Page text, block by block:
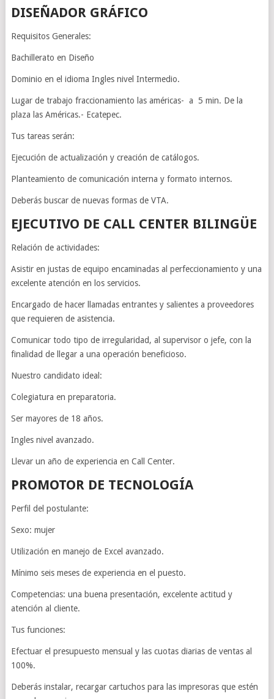
DISEÑADOR GRÁFICO
Requisitos Generales:
Bachillerato en Diseño
Dominio en el idioma Ingles nivel Intermedio.
Lugar de trabajo fraccionamiento las américas- a 5 min. De la
plaza las Américas.- Ecatepec.
Tus tareas serán:
Ejecución de actualización y creación de catálogos.
Planteamiento de comunicación interna y formato internos.
Deberás buscar de nuevas formas de VTA.
EJECUTIVO DE CALL CENTER BILINGÜE
Relación de actividades:
Asistir en justas de equipo encaminadas al perfeccionamiento y una
excelente atención en los servicios.
Encargado de hacer llamadas entrantes y salientes a proveedores
que requieren de asistencia.
Comunicar todo tipo de irregularidad, al supervisor o jefe, con la
finalidad de llegar a una operación beneficioso.
Nuestro candidato ideal:
Colegiatura en preparatoria.
Ser mayores de 18 años.
Ingles nivel avanzado.
Llevar un año de experiencia en Call Center.
PROMOTOR DE TECNOLOGÍA
Perfil del postulante:
Sexo: mujer
Utilización en manejo de Excel avanzado.
Mínimo seis meses de experiencia en el puesto.
Competencias: una buena presentación, excelente actitud y
atención al cliente.
Tus funciones:
Efectuar el presupuesto mensual y las cuotas diarias de ventas al
100%.
Deberás instalar, recargar cartuchos para las impresoras que estén